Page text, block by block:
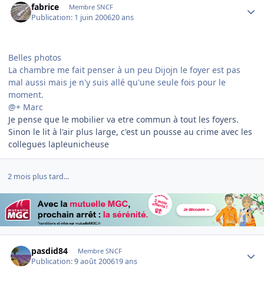
fabrice Membre SNCF
Publication: 1 juin 200620 ans
Belles photos
La chambre me fait penser à un peu Dijojn le foyer est pas
mal aussi mais je n'y suis allé qu'une seule fois pour le
moment.
@+ Marc
Je pense que le mobilier va etre commun à tout les foyers.
Sinon le lit à l'air plus large, c'est un pousse au crime avec les
collegues lapleunicheuse
2 mois plus tard...
pasdid84 Membre SNCF
Publication:9 août 200619 ans